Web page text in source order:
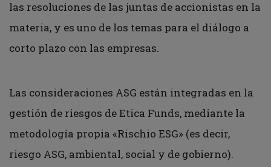
las resoluciones de las juntas de accionistas en la
materia, y es uno de los temas para el diálogo a
corto plazo con las empresas.
Las consideraciones ASG están integradas en la
gestión de riesgos de Etica Funds, mediante la
metodología propia «Rischio ESG» (es decir,
riesgo ASG, ambiental, social y de gobierno).